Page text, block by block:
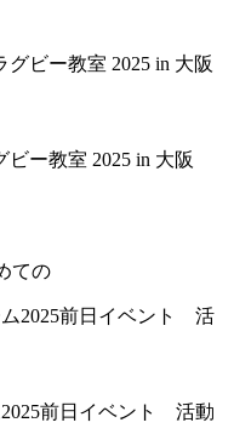
ビー教室 2025 in 大阪
ての
前日イベント 活動